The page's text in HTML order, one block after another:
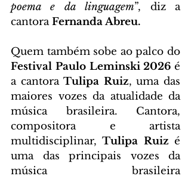
poema e da linguagem”, diz a
cantora Fernanda Abreu.
Festival Paulo Leminski 2026 é
a cantora Tulipa Ruiz, uma das
maiores vozes da atualidade da
música brasileira. Cantora,
compositora e artista
multidisciplinar, Tulipa Ruiz é
uma das principais vozes da
música brasileira